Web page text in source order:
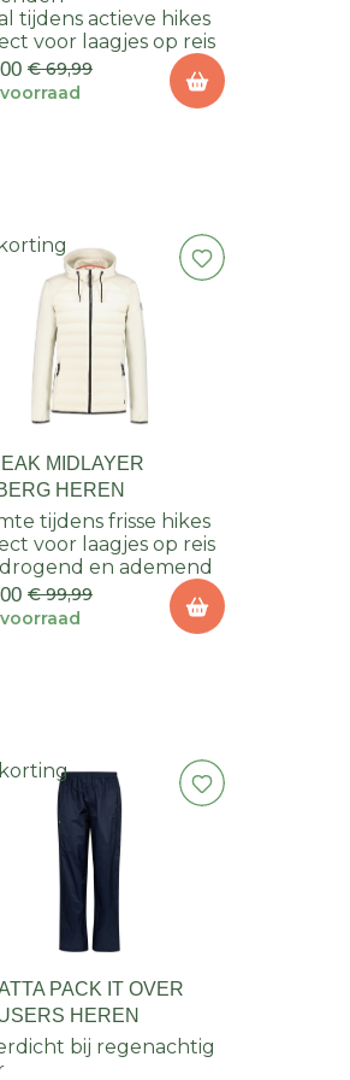
tijdens actieve hikes
voor laagjes op reis
€ 69,99
MIDLAYER
HEREN
tijdens frisse hikes
voor laagjes op reis
en ademend
€ 99,99
PACK IT OVER
HEREN
bij regenachtig